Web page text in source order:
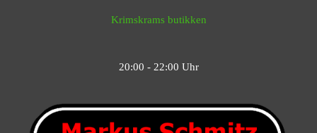
Krimskrams butikken
20:00 - 22:00 Uhr